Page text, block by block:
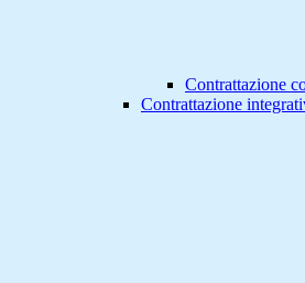
Contrattazione
Contrattazione